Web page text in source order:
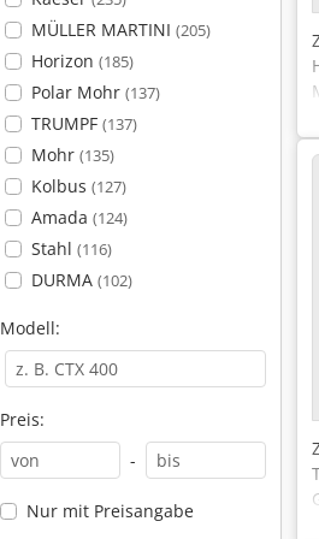
MÜLLER MARTINI (205)
Horizon (185)
Polar Mohr (137)
TRUMPF (137)
Mohr (135)
Kolbus (127)
Amada (124)
Stahl (116)
DURMA (102)
Modell:
Preis:
-
Nur mit Preisangabe